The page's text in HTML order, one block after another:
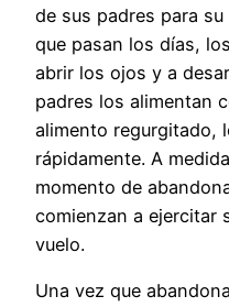
de sus padres para
que pasan los días,
abrir los ojos y a
padres los alimentan
alimento regurgitado,
rápidamente. A
momento de
comienzan a ejercitar
vuelo.
Una vez que